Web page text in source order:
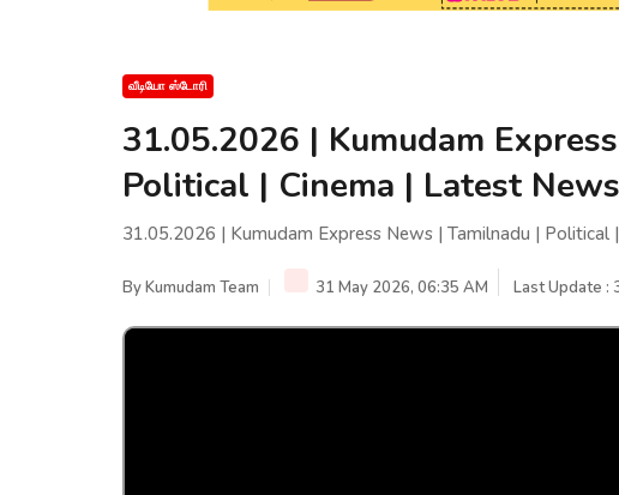
வீடியோ ஸ்டோரி
31.05.2026 | Kumudam
Political | Cinema | Latest
31.05.2026 | Kumudam Express News | Tamilnadu |
ByKumudam Team 31 May 2026, 06:35 AM Last Update :